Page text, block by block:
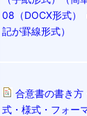
08（DOCX形式）
記が罫線形式）
合意書の書き方
式・様式・フォー